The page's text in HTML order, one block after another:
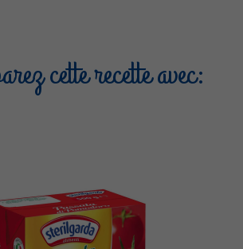
cette recette avec: